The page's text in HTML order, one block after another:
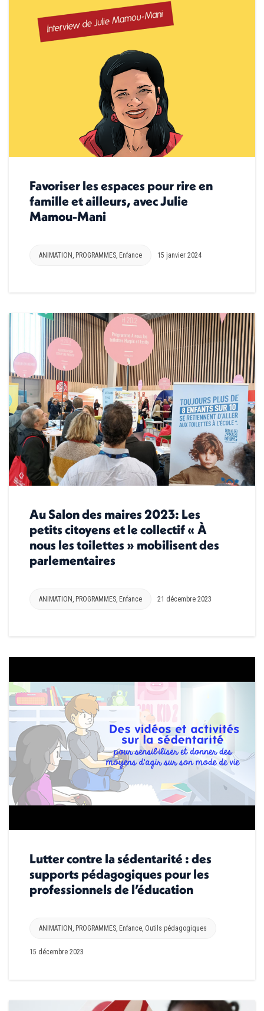
Favoriser les espaces pour rire en
famille et ailleurs, avec Julie
Mamou-Mani
ANIMATION PROGRAMMES Enfance 15 janvier 2024
Au Salon des maires 2023: Les
petits citoyens et le collectif « À
nous les toilettes » mobilisent des
parlementaires
ANIMATION , PROGRAMMES, Enfance 21 décembre 2023
Lutter contre la sédentarité : des
supports pédagogiques pour les
professionnels de l’éducation
ANIMATION , PROGRAMMES, Enfance, Outils pédagogiques
15 décembre 2023